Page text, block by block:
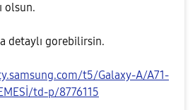
olsun.
detaylı gorebilirsin.
t5/Galaxy-A/A71-
td-p/8776115